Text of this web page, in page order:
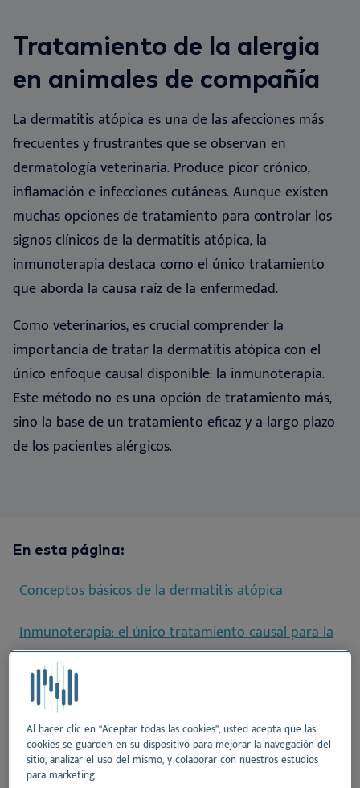
ES
Dansk
English
Français
Nederlands
Norsk
Svenska
Tratamiento de la alergia
en animales de compañía
La dermatitis atópica es una de las afecciones más
frecuentes y frustrantes que se observan en
dermatología veterinaria. Produce picor crónico,
inflamación e infecciones cutáneas. Aunque existen
muchas opciones de tratamiento para controlar los
signos clínicos de la dermatitis atópica, la
inmunoterapia destaca como el único tratamiento
que aborda la causa raíz de la enfermedad.
Como veterinarios, es crucial comprender la
importancia de tratar la dermatitis atópica con el
único enfoque causal disponible: la inmunoterapia.
Este método no es una opción de tratamiento más,
sino la base de un tratamiento eficaz y a largo plazo
de los pacientes alérgicos.
En esta página:
Conceptos básicos de la dermatitis atópica
Inmunoterapia: el único tratamiento causal para la
Alergia Ambiental
¿Cómo funciona la inmunoterapia?
¿Por qué todos los pacientes atópicos deben recibir
inmunoterapia?
Al hacer clic en “Aceptar todas las cookies”, usted acepta que las
cookies se guarden en su dispositivo para mejorar la navegación del
sitio, analizar el uso del mismo, y colaborar con nuestros estudios
para marketing.